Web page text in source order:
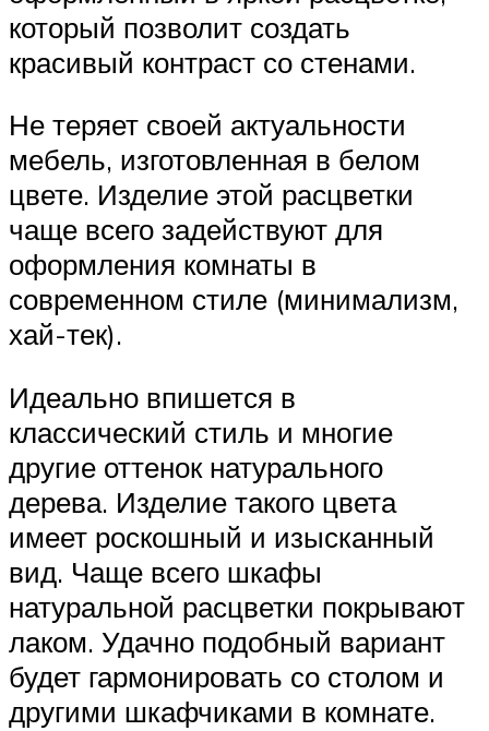
который позволит создать
красивый контраст со стенами.
Не теряет своей актуальности
мебель, изготовленная в белом
цвете. Изделие этой расцветки
чаще всего задействуют для
оформления комнаты в
современном стиле (минимализм,
хай-тек).
Идеально впишется в
классический стиль и многие
другие оттенок натурального
дерева. Изделие такого цвета
имеет роскошный и изысканный
вид. Чаще всего шкафы
натуральной расцветки покрывают
лаком. Удачно подобный вариант
будет гармонировать со столом и
другими шкафчиками в комнате.